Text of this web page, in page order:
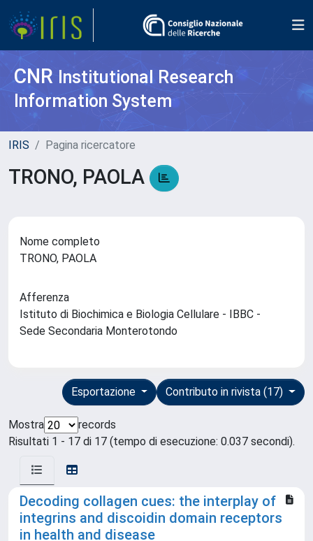
CNR Institutional Research
Information System
IRIS Pagina ricercatore
TRONO, PAOLA
Nome completo
TRONO, PAOLA
Afferenza
Istituto di Biochimica e Biologia Cellulare - IBBC -
Sede Secondaria Monterotondo
Contributo in rivista (17)
Esportazione
Mostra
records
Risultati 1 - 17 di 17 (tempo di esecuzione: 0.037 secondi).
Decoding collagen cues: the interplay of
integrins and discoidin domain receptors
in health and disease